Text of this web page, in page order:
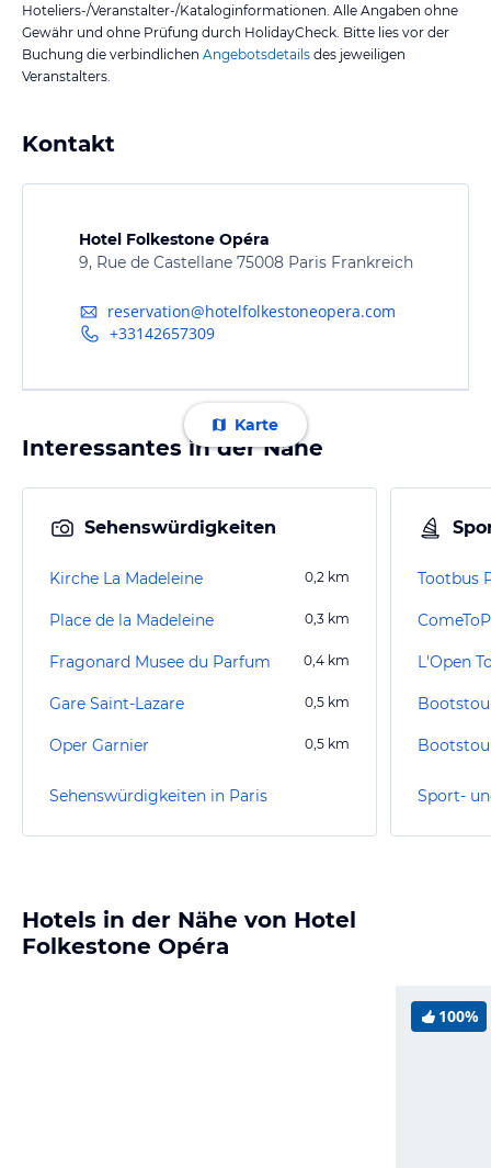
Hoteliers-/Veranstalter-/Kataloginformationen. Alle Angaben ohne
Gewähr und ohne Prüfung durch HolidayCheck. Bitte lies vor der
Buchung die verbindlichen Angebotsdetails des jeweiligen
Veranstalters.
Kontakt
Hotel Folkestone Opéra
9, Rue de Castellane 75008 Paris Frankreich
reservation@hotelfolkestoneopera.com
+33142657309
Karte
Interessantes in der Nähe
Sehenswürdigkeiten
Kirche La Madeleine 0,2 km
Place de la Madeleine 0,3 km
Fragonard Musee du Parfum 0,4 km
Gare Saint-Lazare 0,5 km
Oper Garnier 0,5 km
Sehenswürdigkeiten in Paris
Tootbus
L'Open
Sport-
Hotels in der Nähe von Hotel
Folkestone Opéra
100%